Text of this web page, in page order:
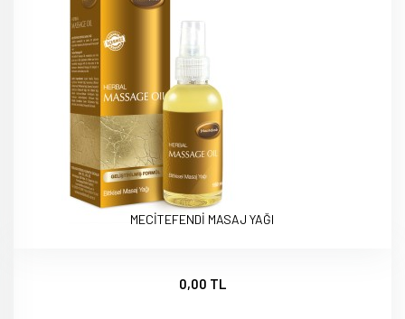
MECİTEFENDİ MASAJ YAĞI
0,00 TL